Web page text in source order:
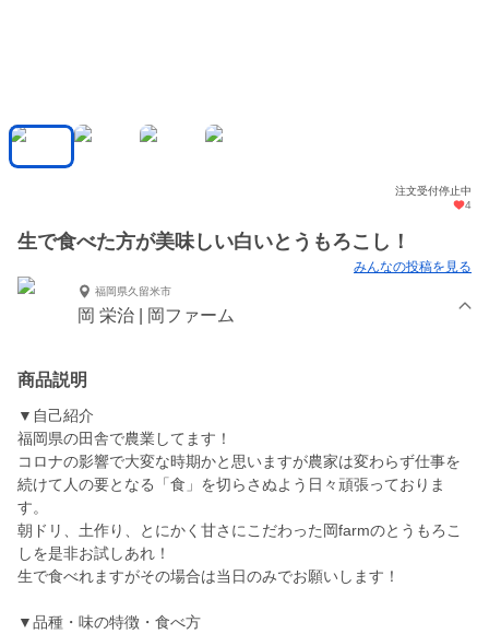
注文受付停止中
4
生で食べた方が美味しい白いとうもろこし！
みんなの投稿を見る
福岡県久留米市
岡 栄治 | 岡ファーム
商品説明
▼自己紹介
福岡県の田舎で農業してます！
コロナの影響で大変な時期かと思いますが農家は変わらず仕事を
続けて人の要となる「食」を切らさぬよう日々頑張っておりま
す。
朝ドリ、土作り、とにかく甘さにこだわった岡farmのとうもろこ
しを是非お試しあれ！
生で食べれますがその場合は当日のみでお願いします！
▼品種・味の特徴・食べ方